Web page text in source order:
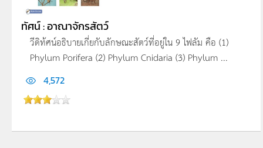
ทัศน์ : อาณาจักรสัตว์
วีดิท้ศน์อธิบายเกี่ยกับลักษณะสัตว์ที่อยู่ใน 9 ไฟลัม คือ (1)
Phylum Porifera (2) Phylum Cnidaria (3) Phylum ...
4,572